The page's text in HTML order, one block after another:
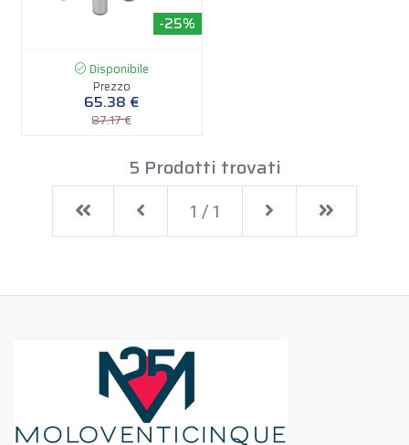
-25%
Disponibile
Prezzo
65.38 €
87.17 €
5 Prodotti trovati
First
Previous
1 / 1 Next